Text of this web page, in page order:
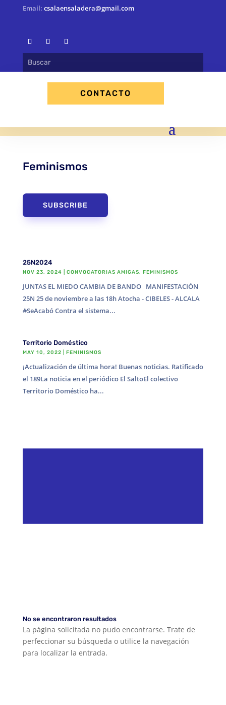
Email: csalaensaladera@gmail.com
CONTACTO
Feminismos
SUBSCRIBE
25N2024
NOV 23, 2024 CONVOCATORIAS AMIGAS, FEMINISMOS
JUNTAS EL MIEDO CAMBIA DE BANDO MANIFESTACIÓN
25N 25 de noviembre a las 18h Atocha - CIBELES - ALCALA
#SeAcabó Contra el sistema...
Territorio Doméstico
MAY 10, 2022 FEMINISMOS
¡Actualización de última hora! Buenas noticias. Ratificado
el 189La noticia en el periódico El SaltoEl colectivo
Territorio Doméstico ha...
No se encontraron resultados
La página solicitada no pudo encontrarse. Trate de
perfeccionar su búsqueda o utilice la navegación
para localizar la entrada.